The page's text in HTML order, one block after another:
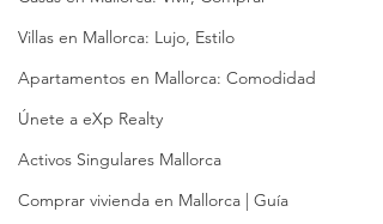
Villas en Mallorca: Lujo, Estilo
Apartamentos en Mallorca: Comodidad
Únete a eXp Realty
Activos Singulares Mallorca
Comprar vivienda en Mallorca | Guía